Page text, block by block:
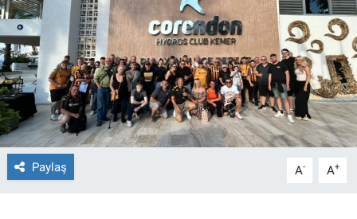
Paylaş A- A+
Ege'den Esintiler
Eğitim
Eğlence
Ekonomi
İletişim